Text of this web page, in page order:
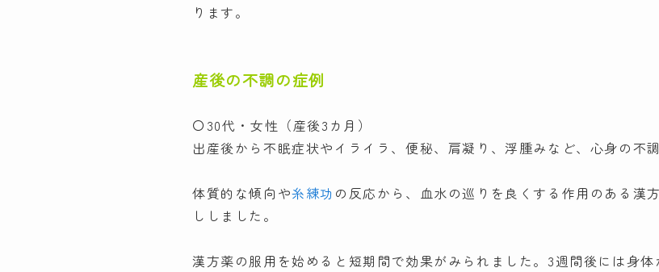
ります。
産後の不調の症例
〇30代・女性（産後3カ月）
出産後から不眠症状やイライラ、便秘、肩凝り、浮腫みなど、心身の不
体質的な傾向や糸練功 の反応から、血水の巡りを良くする作用のある漢
ししました。
漢方薬の服用を始めると短期間で効果がみられました。3週間後には身体